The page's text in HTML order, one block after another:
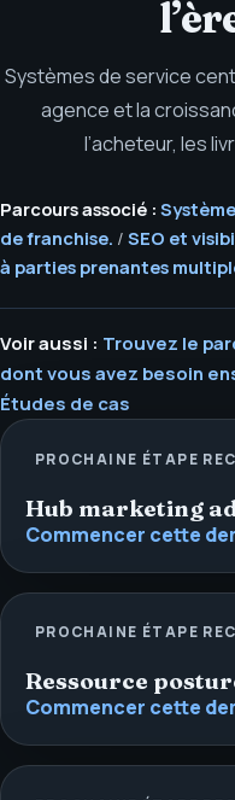
Systèmes de service
agence et la
l’acheteur, les
Parcours associé :
de franchise. / SEO et
à parties prenantes
Voir aussi : Trouvez le
dont vous avez besoin
Études de cas
PROCHAINE ÉTAPE
Hub marketing
Commencer cette
PROCHAINE ÉTAPE
Ressource
Commencer cette